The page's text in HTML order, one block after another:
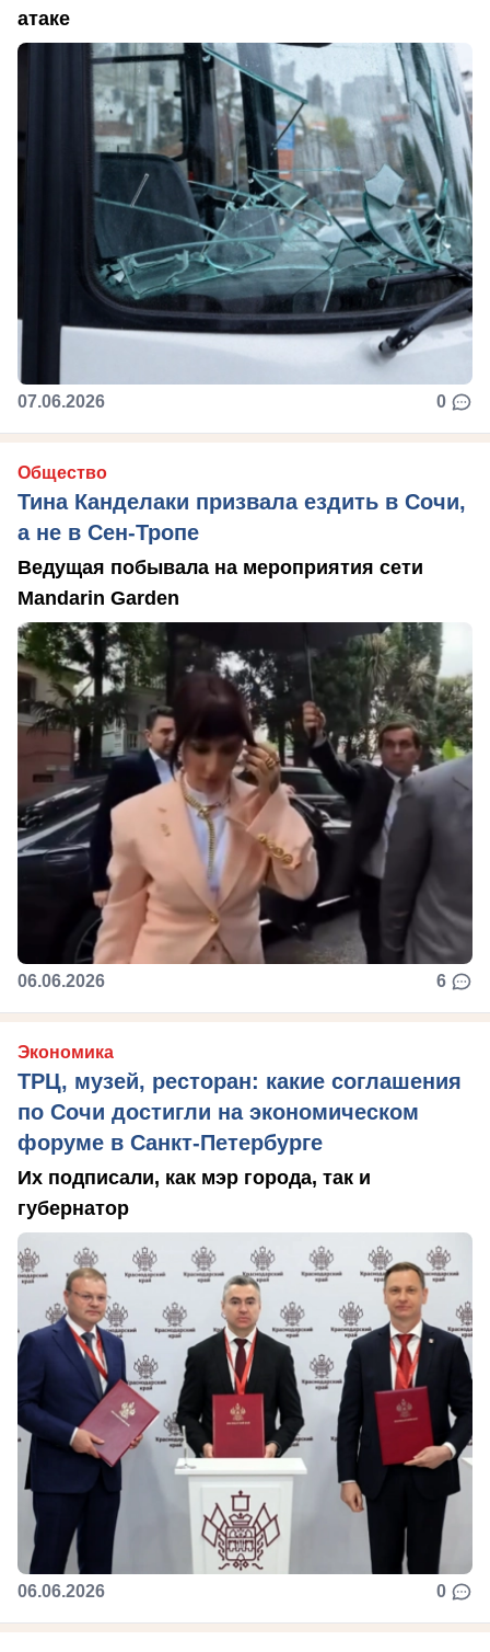
атаке
07.06.2026 0
Общество
Тина Канделаки призвала ездить в Сочи,
а не в Сен-Тропе
Ведущая побывала на мероприятия сети
Mandarin Garden
06.06.2026 6
Экономика
ТРЦ, музей, ресторан: какие соглашения
по Сочи достигли на экономическом
форуме в Санкт-Петербурге
Их подписали, как мэр города, так и
губернатор
06.06.2026 0